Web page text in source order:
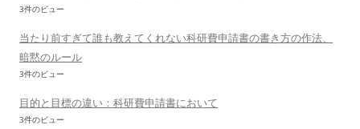
3件のビュー
当たり前すぎて誰も教えてくれない科研費申請書の書き方の作法、
暗黙のルール
3件のビュー
目的と目標の違い：科研費申請書において
3件のビュー